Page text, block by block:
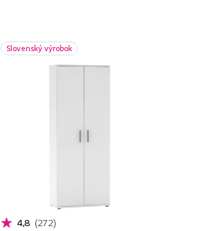
Slovenský výrobok
4,8 272